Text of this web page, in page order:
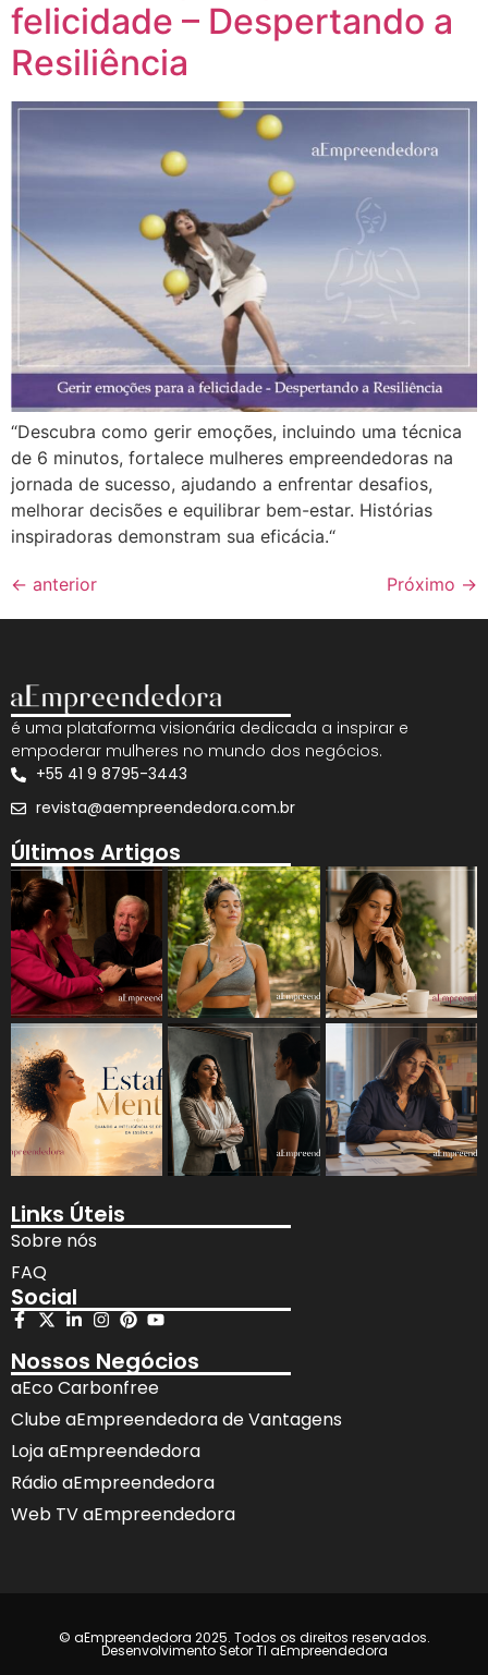
felicidade – Despertando a
Resiliência
“Descubra como gerir emoções, incluindo uma técnica
de 6 minutos, fortalece mulheres empreendedoras na
jornada de sucesso, ajudando a enfrentar desafios,
melhorar decisões e equilibrar bem-estar. Histórias
inspiradoras demonstram sua eficácia.“
← anterior Próximo →
é uma plataforma visionária dedicada a inspirar e
empoderar mulheres no mundo dos negócios.
+55 41 9 8795-3443
revista@aempreendedora.com.br
Últimos Artigos
Links Úteis
Sobre nós
FAQ
Social
Nossos Negócios
aEco Carbonfree
Clube aEmpreendedora de Vantagens
Loja aEmpreendedora
Rádio aEmpreendedora
Web TV aEmpreendedora
© aEmpreendedora 2025. Todos os direitos reservados.
Desenvolvimento Setor TI aEmpreendedora